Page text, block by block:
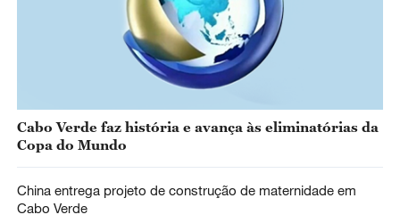
Cabo Verde faz história e avança às eliminatórias da
Copa do Mundo
China entrega projeto de construção de maternidade em
Cabo Verde